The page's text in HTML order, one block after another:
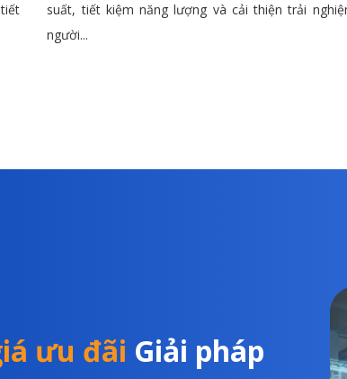
suất, tiết kiệm năng lượng và cải thiện trải
người...
ưu đãi Giải pháp